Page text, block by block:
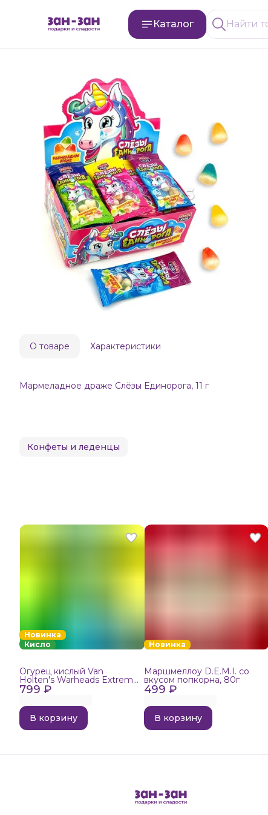
Каталог
О товаре Характеристики
Мармеладное драже Слёзы Единорога, 11 г
Конфеты и леденцы
Новинка
Кисло
799 ₽
Огурец кислый Van
Holten's Warheads Extreme
Sour, 140г
В корзину
Новинка
499 ₽
Маршмеллоу D.E.M.I. со
вкусом попкорна, 80г
В корзину